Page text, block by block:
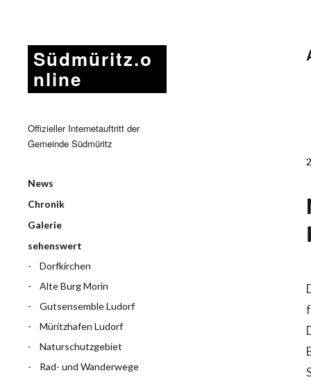
Südmüritz.o
nline
Offizieller Internetauftritt der
Gemeinde Südmüritz
News
Chronik
Galerie
sehenswert
Dorfkirchen
Alte Burg Morin
Gutsensemble Ludorf
Müritzhafen Ludorf
Naturschutzgebiet
Rad- und Wanderwege